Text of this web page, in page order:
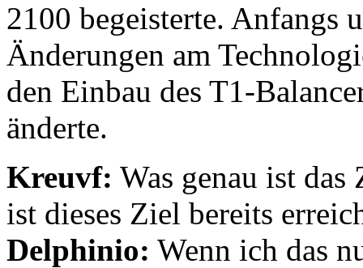
2100 begeisterte. Anfangs
Änderungen am
den Einbau des T1-
änderte.
Kreuvf: Was genau ist
ist dieses Ziel bereits
Delphinio: Wenn ich das